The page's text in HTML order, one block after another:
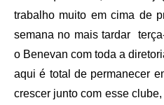
trabalho muito em cima de
semana no mais tardar
o Benevan com toda a
aqui é total de permanecer
crescer junto com esse